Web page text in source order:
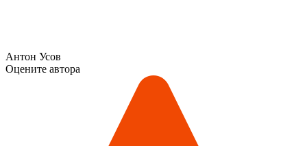
Антон Усов
Оцените автора